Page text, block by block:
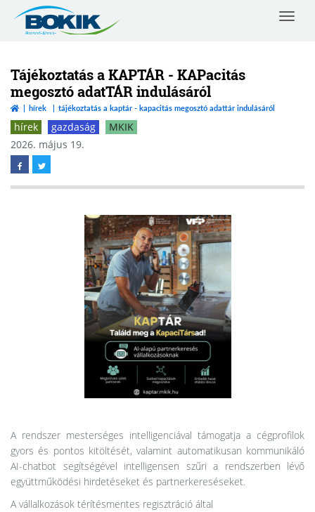
Zemplén
Vármegyei
Kereskedelmi
és
Iparkamara
Toggle
Tájékoztatás a KAPTÁR - KAPacitás
megosztó adatTÁR indulásáról
hírek tájékoztatás a kaptár - kapacitás megosztó adattár indulásáról
hírek gazdaság
MKIK
2026. május 19.
A rendszer mesterséges intelligenciával támogatja a cégprofilok
gyors és pontos kitöltését, valamint automatikusan kommunikáló
AI-chatbot segítségével intelligensen szűri a rendszerben lévő
együttműködési hirdetéseket és partnerkereséseket.
A vállalkozások térítésmentes regisztráció által